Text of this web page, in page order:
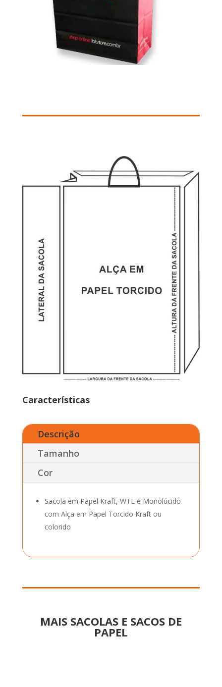
Características
Descrição
Tamanho
Cor
Sacola em Papel Kraft, WTL e Monolúcido
com Alça em Papel Torcido Kraft ou
colorido
MAIS SACOLAS E SACOS DE
PAPEL